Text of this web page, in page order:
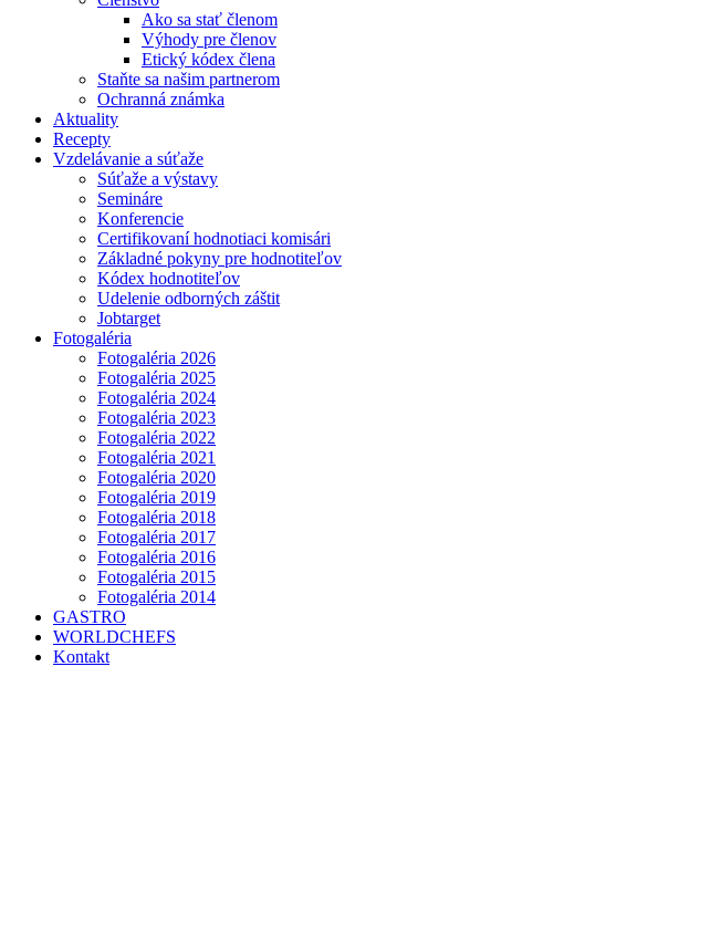
Ako sa stať členom
Výhody pre členov
Etický kódex člena
Staňte sa našim partnerom
Ochranná známka
Aktuality
Recepty
Vzdelávanie a súťaže
Súťaže a výstavy
Semináre
Konferencie
Certifikovaní hodnotiaci komisári
Základné pokyny pre hodnotiteľov
Kódex hodnotiteľov
Udelenie odborných záštit
Jobtarget
Fotogaléria
Fotogaléria 2026
Fotogaléria 2025
Fotogaléria 2024
Fotogaléria 2023
Fotogaléria 2022
Fotogaléria 2021
Fotogaléria 2020
Fotogaléria 2019
Fotogaléria 2018
Fotogaléria 2017
Fotogaléria 2016
Fotogaléria 2015
Fotogaléria 2014
GASTRO
WORLDCHEFS
Kontakt